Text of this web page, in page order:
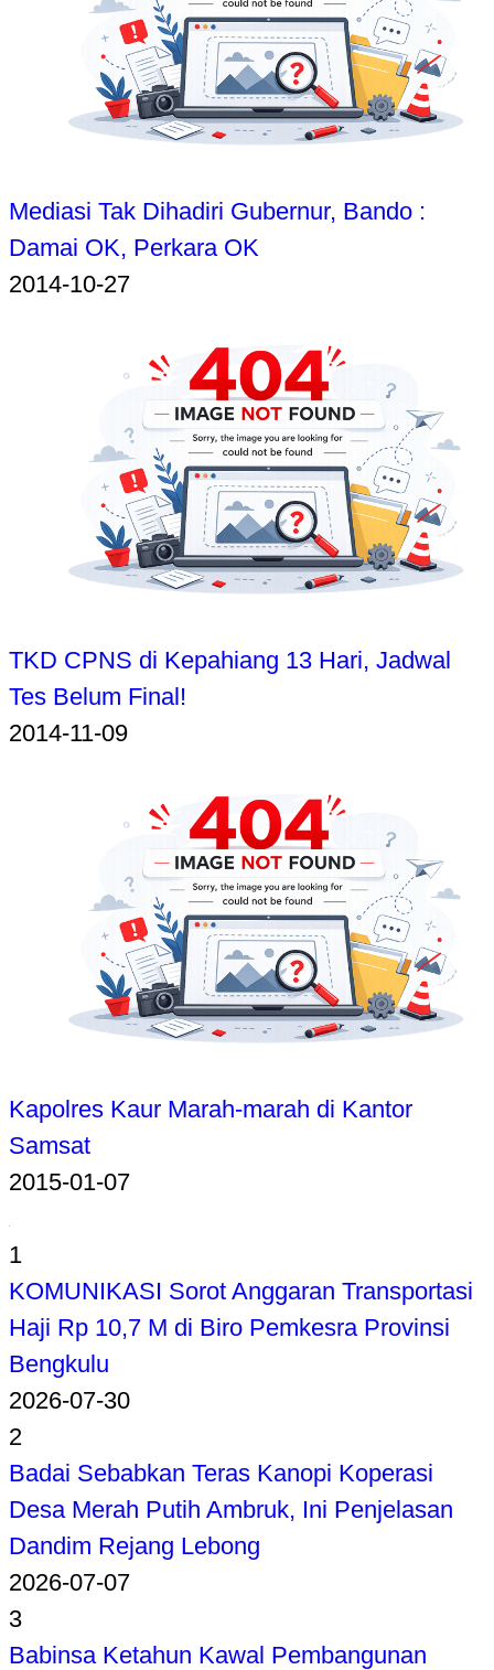
Mediasi Tak Dihadiri Gubernur, Bando :
Damai OK, Perkara OK
2014-10-27
TKD CPNS di Kepahiang 13 Hari, Jadwal
Tes Belum Final!
2014-11-09
Kapolres Kaur Marah-marah di Kantor
Samsat
2015-01-07
1
KOMUNIKASI Sorot Anggaran Transportasi
Haji Rp 10,7 M di Biro Pemkesra Provinsi
Bengkulu
2026-07-30
2
Badai Sebabkan Teras Kanopi Koperasi
Desa Merah Putih Ambruk, Ini Penjelasan
Dandim Rejang Lebong
2026-07-07
3
Babinsa Ketahun Kawal Pembangunan